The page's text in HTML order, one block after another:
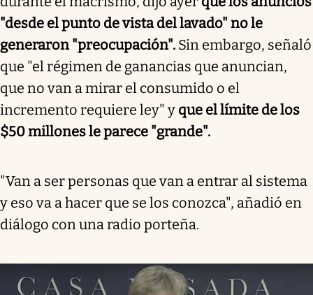
"desde el punto de vista del lavado" no le
generaron "preocupación". Sin embargo, señaló
que "el régimen de ganancias que anuncian,
que no van a mirar el consumido o el
incremento requiere ley" y que el límite de los
$50 millones le parece "grande".
"Van a ser personas que van a entrar al sistema
y eso va a hacer que se los conozca", añadió en
diálogo con una radio porteña.